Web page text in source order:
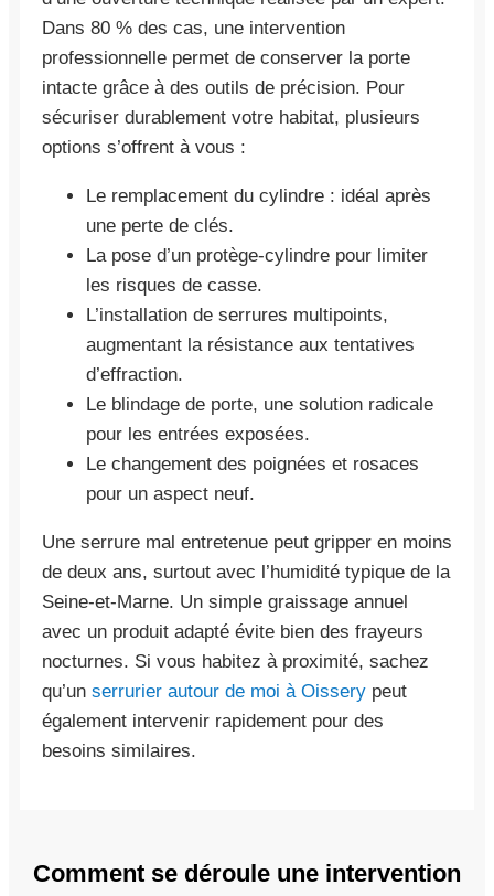
Dans 80 % des cas, une intervention
professionnelle permet de conserver la porte
intacte grâce à des outils de précision. Pour
sécuriser durablement votre habitat, plusieurs
options s’offrent à vous :
Le remplacement du cylindre : idéal après
une perte de clés.
La pose d’un protège-cylindre pour limiter
les risques de casse.
L’installation de serrures multipoints,
augmentant la résistance aux tentatives
d’effraction.
Le blindage de porte, une solution radicale
pour les entrées exposées.
Le changement des poignées et rosaces
pour un aspect neuf.
Une serrure mal entretenue peut gripper en moins
de deux ans, surtout avec l’humidité typique de la
Seine-et-Marne. Un simple graissage annuel
avec un produit adapté évite bien des frayeurs
nocturnes. Si vous habitez à proximité, sachez
qu’un serrurier autour de moi à Oissery peut
également intervenir rapidement pour des
besoins similaires.
Comment se déroule une intervention